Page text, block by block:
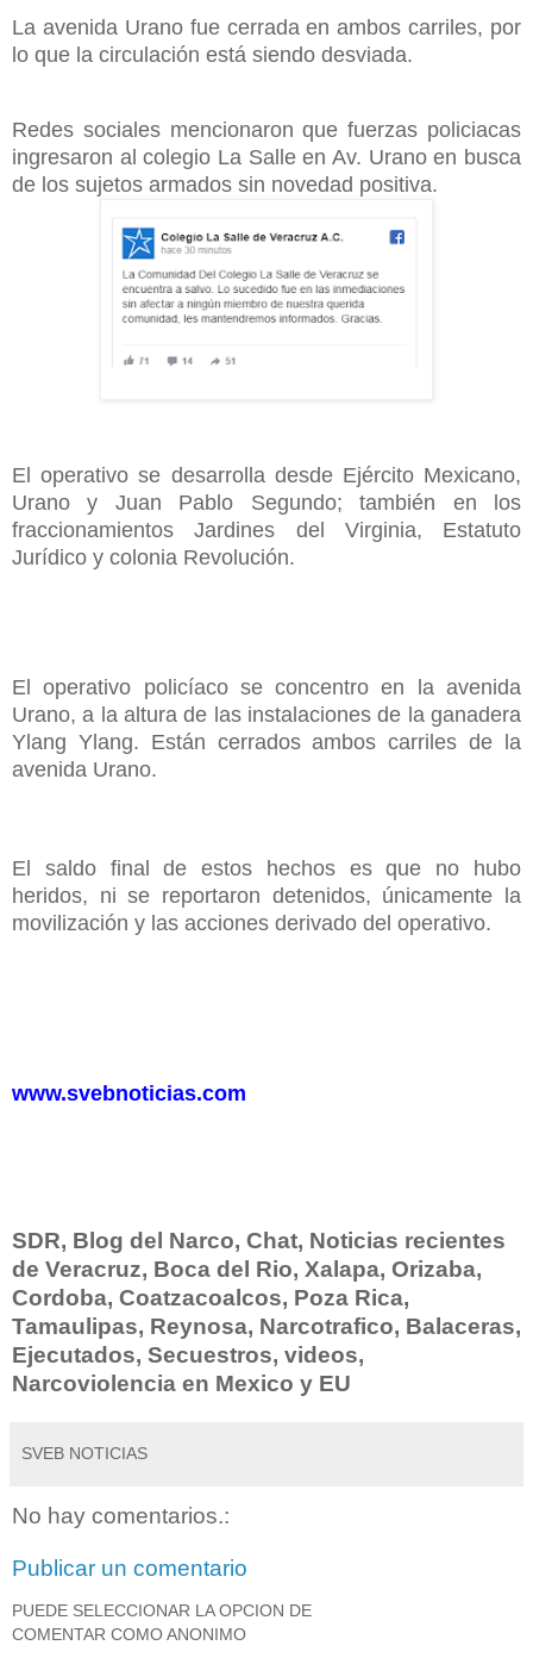
La avenida Urano fue cerrada en ambos carriles, por
lo que la circulación está siendo desviada.
Redes sociales mencionaron que fuerzas policiacas
ingresaron al colegio La Salle en Av. Urano en busca
de los sujetos armados sin novedad positiva.
El operativo se desarrolla desde Ejército Mexicano,
Urano y Juan Pablo Segundo; también en los
fraccionamientos Jardines del Virginia, Estatuto
Jurídico y colonia Revolución.
El operativo policíaco se concentro en la avenida
Urano, a la altura de las instalaciones de la ganadera
Ylang Ylang. Están cerrados ambos carriles de la
avenida Urano.
El saldo final de estos hechos es que no hubo
heridos, ni se reportaron detenidos, únicamente la
movilización y las acciones derivado del operativo.
www.svebnoticias.com
SDR, Blog del Narco, Chat, Noticias recientes
de Veracruz, Boca del Rio, Xalapa, Orizaba,
Cordoba, Coatzacoalcos, Poza Rica,
Tamaulipas, Reynosa, Narcotrafico, Balaceras,
Ejecutados, Secuestros, videos,
Narcoviolencia en Mexico y EU
SVEB NOTICIAS
No hay comentarios.:
Publicar un comentario
PUEDE SELECCIONAR LA OPCION DE
COMENTAR COMO ANONIMO